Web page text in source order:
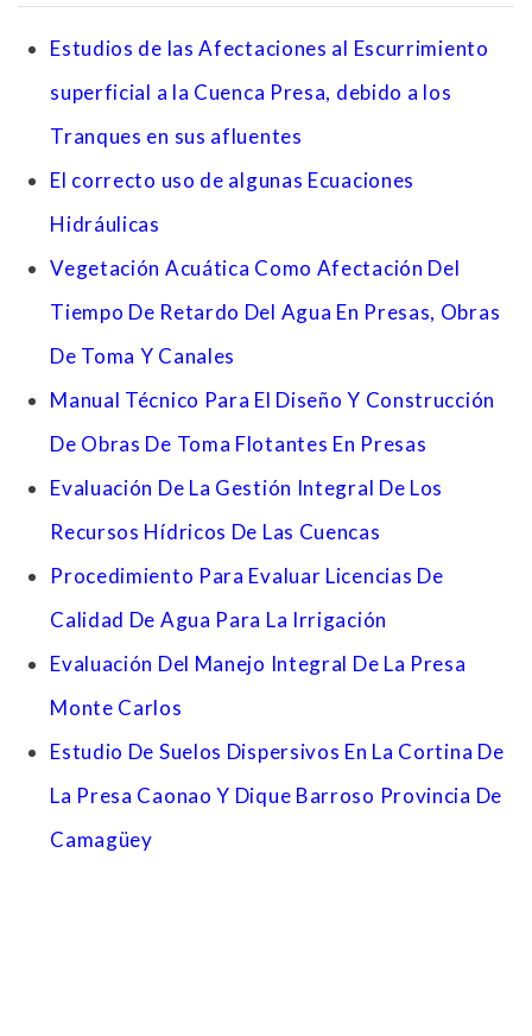
Estudios de las Afectaciones al Escurrimiento
superficial a la Cuenca Presa, debido a los
Tranques en sus afluentes
El correcto uso de algunas Ecuaciones
Hidráulicas
Vegetación Acuática Como Afectación Del
Tiempo De Retardo Del Agua En Presas, Obras
De Toma Y Canales
Manual Técnico Para El Diseño Y Construcción
De Obras De Toma Flotantes En Presas
Evaluación De La Gestión Integral De Los
Recursos Hídricos De Las Cuencas
Procedimiento Para Evaluar Licencias De
Calidad De Agua Para La Irrigación
Evaluación Del Manejo Integral De La Presa
Monte Carlos
Estudio De Suelos Dispersivos En La Cortina De
La Presa Caonao Y Dique Barroso Provincia De
Camagüey